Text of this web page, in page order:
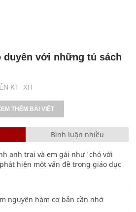
KT- XH
duyên với những tủ sách
THÊM BÀI VIẾT
Bình luận nhiều
anh trai và em gái như 'chó với
hiện một vấn đề trong giáo dục
nguyên hàm cơ bản cần nhớ